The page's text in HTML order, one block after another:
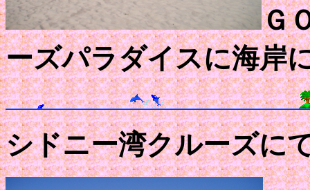
Ｇ
ーズパラダイスに海岸
シドニー湾クルーズに